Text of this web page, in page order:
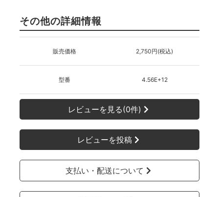
その他の詳細情報
販売価格 2,750円(税込)
型番 4.56E+12
レビューを見る(0件)
レビューを投稿
支払い・配送について